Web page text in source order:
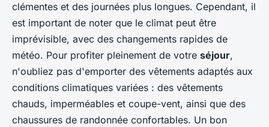
clémentes et des journées plus longues. Cependant, il
est important de noter que le climat peut être
imprévisible, avec des changements rapides de
météo. Pour profiter pleinement de votre séjour,
n'oubliez pas d'emporter des vêtements adaptés aux
conditions climatiques variées : des vêtements
chauds, imperméables et coupe-vent, ainsi que des
chaussures de randonnée confortables. Un bon